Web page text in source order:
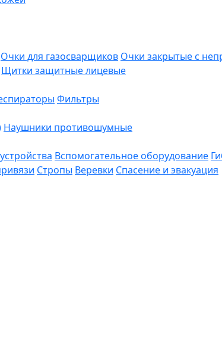
Очки для газосварщиков Очки закрытые с
Щитки защитные лицевые
Фильтры
Наушники противошумные
Вспомогательное оборудование
Стропы Веревки Спасение и эвакуация